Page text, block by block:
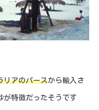
リアのパースから輸入さ
が特徴だったそうです